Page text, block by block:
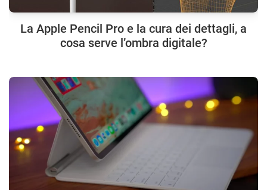
La Apple Pencil Pro e la cura dei dettagli, a
cosa serve l’ombra digitale?